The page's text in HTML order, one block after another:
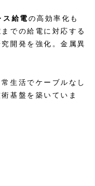
ス給電の高効率化も
での給電に対応する
開発を強化。金属異
生活でケーブルなし
基盤を築いていま